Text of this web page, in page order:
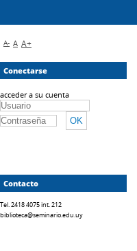
A- A A+
Conectarse
acceder a su cuenta
Contacto
Tel. 2418 4075 int. 212
biblioteca@seminario.edu.uy